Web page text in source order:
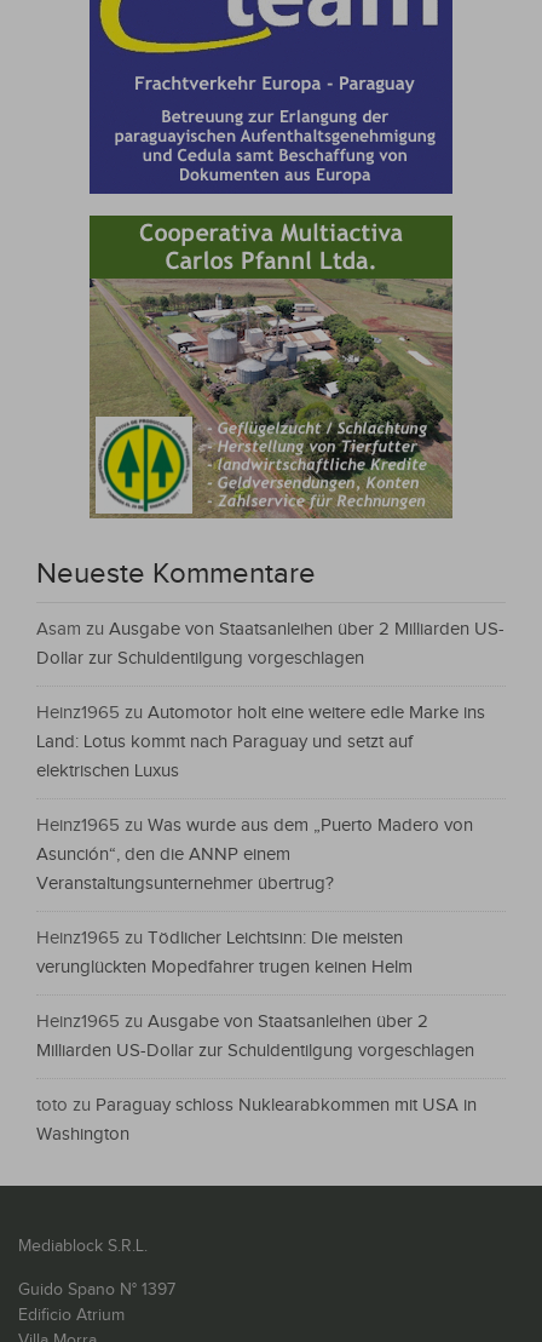
Neueste Kommentare
Asam zu Ausgabe von Staatsanleihen über 2 Milliarden US-
Dollar zur Schuldentilgung vorgeschlagen
Heinz1965 zu Automotor holt eine weitere edle Marke ins
Land: Lotus kommt nach Paraguay und setzt auf
elektrischen Luxus
Heinz1965 zu Was wurde aus dem „Puerto Madero von
Asunción“, den die ANNP einem
Veranstaltungsunternehmer übertrug?
Heinz1965 zu Tödlicher Leichtsinn: Die meisten
verunglückten Mopedfahrer trugen keinen Helm
Heinz1965 zu Ausgabe von Staatsanleihen über 2
Milliarden US-Dollar zur Schuldentilgung vorgeschlagen
toto zu Paraguay schloss Nuklearabkommen mit USA in
Washington
Mediablock S.R.L.
Guido Spano N° 1397
Edificio Atrium